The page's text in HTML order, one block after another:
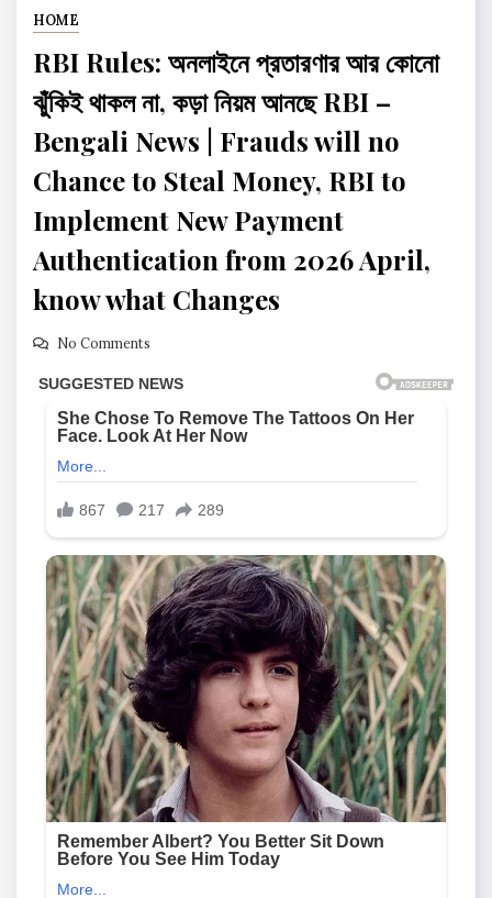
HOME
RBI Rules: অনলাইনে প্রতারণার আর কোনো
ঝুঁকিই থাকল না, কড়া নিয়ম আনছে RBI –
Bengali News | Frauds will no
Chance to Steal Money, RBI to
Implement New Payment
Authentication from 2026 April,
know what Changes
No Comments